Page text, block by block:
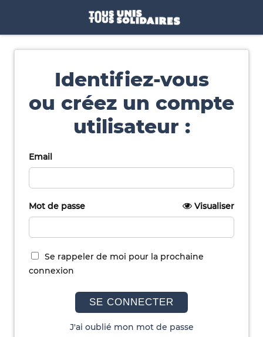
Identifiez-vous
ou créez un compte
utilisateur :
Email
Mot de passe Visualiser
Se rappeler de moi pour la prochaine
connexion
SE CONNECTER
J'ai oublié mon mot de passe